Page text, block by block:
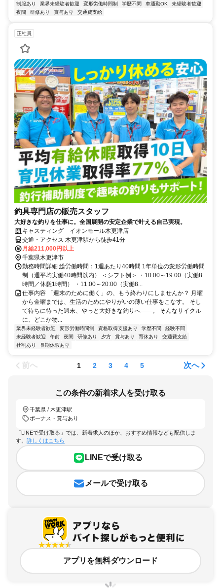
制服あり 業界未経験者歓迎 変形労働時間制 学歴不問 車通勤OK
未経験者歓迎
夜間
研修あり 賞与あり 交通費支給
正社員
釣具専門店の販売スタッフ
大好きな釣りを仕事に。全国展開の安定企業で叶える自己実現。
キャスティング イオンモール木更津店
交通・アクセス 木更津駅から徒歩41分
月給211,000円以上
千葉県木更津市
勤務時間詳細 総労働時間：1週あたり40時間 1年単位の変形労働時間
制（週平均実働40時間以内） ＜シフト例＞ ・10:00～19:00（実働8
時間／休憩1時間） ・11:00～20:00（実働8...
仕事内容 「週末のために働く」の、もう終わりにしませんか？ 月曜
から金曜までは、生活のためにやりがいの薄い仕事をこなす。 そし
て待ちに待った週末、やっと大好きな釣りへ——。 そんなサイクル
に、どこか物...
業界未経験者歓迎 変形労働時間制 資格取得支援あり 学歴不問
経験不問
未経験者歓迎
午前 夜間 研修あり 夕方 賞与あり 育休あり
交通費支給
社割あり
長期休暇あり
前へ 1 2 3 4 5 次へ
この条件の新着求人を受け取る
千葉県 / 木更津駅
ボーナス・賞与あり
「LINEで受け取る」では、新着求人のほか、おすすめ情報なども配信しま
す。 詳しくはこちら
LINEで受け取る
メールで受け取る
アプリを無料ダウンロード